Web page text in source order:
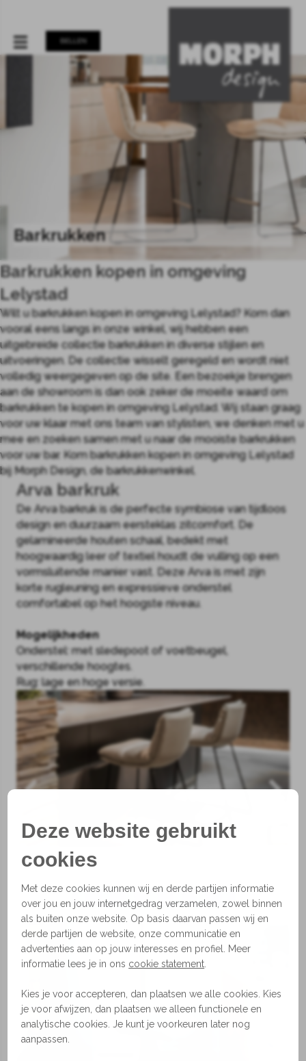
BELLEN
Barkrukken
Barkrukken kopen in omgeving
Lelystad
Wilt u barkrukken kopen in omgeving Lelystad? Kom dan
vooral eens langs in onze winkel, wij hebben een
uitgebreide collectie barkrukken in diverse stijlen en
uitvoeringen. De collectie wisselt geregeld en wordt niet
volledig weergegeven op de site. Een bezoekje brengen
aan de showroom is dan ook zeker de moeite waard om
barkrukken te kopen in omgeving Lelystad. Wij staan graag
voor uw klaar met ons team van stylisten, we denken met u
mee en zoeken samen met u naar de mooiste barkrukken
voor uw bar. Kom barkrukken kopen in omgeving Lelystad
bij Morph Design, de barkrukkenwinkel.
Arva barkruk
De Arva barkruk is de perfecte symbiose van tijdloos
design en duurzaam eersteklas zitcomfort. De
gelamineerde houten schaal, bedekt met
hoogwaardig leer of textiel houdt de vulling op een
vormsluitende manier vast. Deze Arva is met zijn
korte rugleuning en expressieve onderstel
comfortabel op het hoogste niveau.
Mogelijkheden
Onderstel: met sledepoot of voetbeugel,
verschillende hoogtes.
Rug: lage en hoge versie.
2 3
Deze website gebruikt
cookies
Met deze cookies kunnen wij en derde partijen informatie
over jou en jouw internetgedrag verzamelen, zowel binnen
als buiten onze website. Op basis daarvan passen wij en
derde partijen de website, onze communicatie en
advertenties aan op jouw interesses en profiel. Meer
informatie lees je in ons cookie statement
Kies je voor accepteren, dan plaatsen we alle cookies. Kies
je voor afwijzen, dan plaatsen we alleen functionele en
analytische cookies. Je kunt je voorkeuren later nog
aanpassen.